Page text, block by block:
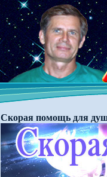
Скорая помощь для